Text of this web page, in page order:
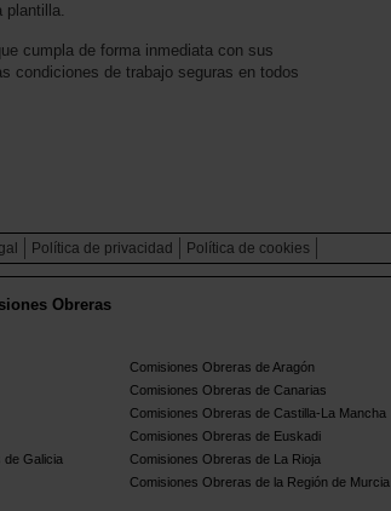
plantilla.
cumpla de forma inmediata con sus
condiciones de trabajo seguras en todos
Política de privacidad Política de cookies
Obreras
Comisiones Obreras de Aragón
Comisiones Obreras de Canarias
Comisiones Obreras de Castilla-La Mancha
Comisiones Obreras de Euskadi
de Galicia
Comisiones Obreras de La Rioja
Comisiones Obreras de la Región de Murcia